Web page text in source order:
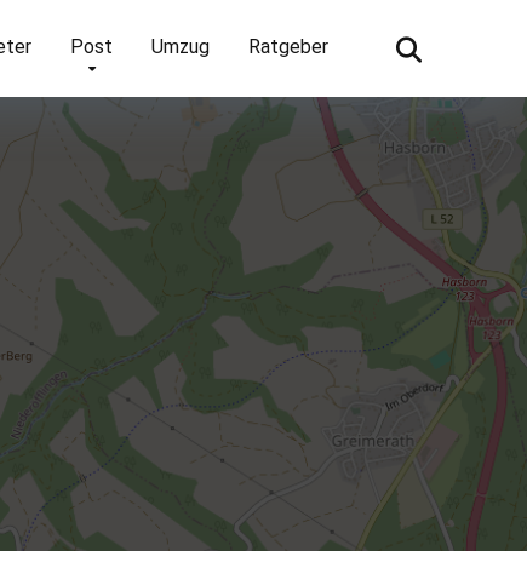
Post Umzug Ratgeber